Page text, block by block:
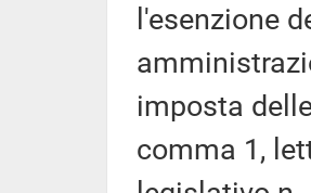
l'esenzione
imposta
comma 1,